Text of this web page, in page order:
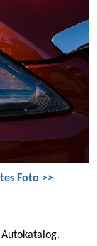
Foto >>